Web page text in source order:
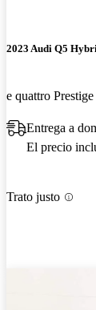
2023 Audi Q5
e quattro
Entrega a
El precio
Trato justo